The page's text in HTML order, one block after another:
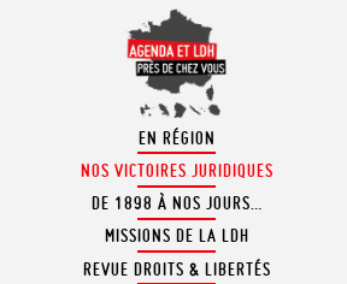
EN RÉGION
NOS VICTOIRES JURIDIQUES
DE 1898 À NOS JOURS…
MISSIONS DE LA LDH
REVUE DROITS & LIBERTÉS